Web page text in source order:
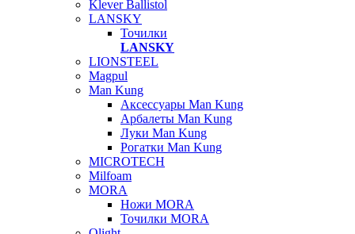
Klever Ballistol
LANSKY
Точилки
LANSKY
LIONSTEEL
Magpul
Man Kung
Аксессуары Man Kung
Арбалеты Man Kung
Луки Man Kung
Рогатки Man Kung
MICROTECH
Milfoam
MORA
Ножи MORA
Точилки MORA